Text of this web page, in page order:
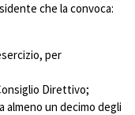
che la convoca:
per
Direttivo;
un decimo degli